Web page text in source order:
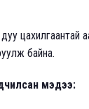
цахилгаантай
байна.
мэдээ: